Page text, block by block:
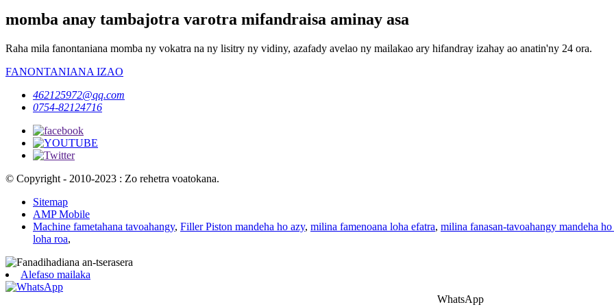
momba anay tambajotra varotra mifandraisa aminay asa
Raha mila fanontaniana momba ny vokatra na ny lisitry ny vidiny, azafady avelao ny mailakao ary hifandray izahay ao anatin'ny 24 ora.
FANONTANIANA IZAO
462125972@qq.com
0754-82124716
© Copyright - 2010-2023 : Zo rehetra voatokana.
Sitemap
AMP Mobile
Machine fametahana tavoahangy, Filler Piston mandeha ho azy, milina famenoana loha efatra, milina fanasan-tavoahangy mandeha
loha roa,
Alefaso mailaka
WhatsApp